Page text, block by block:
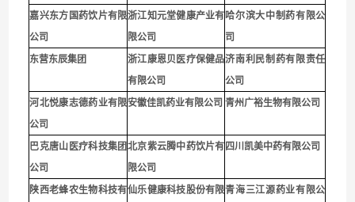
嘉兴东方国药饮片有限
公司
浙江知元堂健康产业有
限公司
哈尔滨大中制药有限公
司
东营东辰集团
浙江康恩贝医疗保健品
有限公司
济南利民制药有限责任
公司
河北悦康志德药业有限
公司
安徽佳凯药业有限公司 青州广裕生物有限公司
巴克唐山医疗科技集团
公司
北京紫云腾中药饮片有
限公司
四川凯美中药有限公司
陕西老蜂农生物科技有仙乐健康科技股份有限青海三江源药业有限公